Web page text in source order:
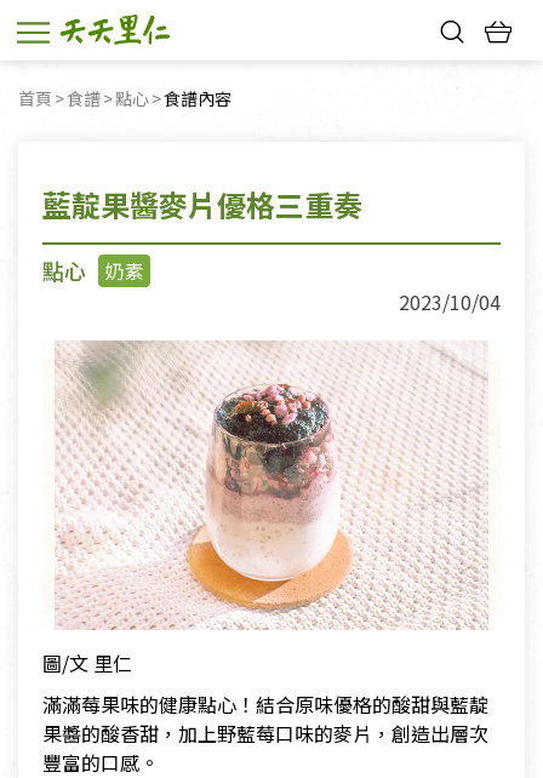
首頁 食譜 點心 目前頁面：
食譜內容
藍靛果醬麥片優格三重奏
點心
奶素
2023/10/04
圖/文 里仁
滿滿莓果味的健康點心！結合原味優格的酸甜與藍靛
果醬的酸香甜，加上野藍莓口味的麥片，創造出層次
豐富的口感。